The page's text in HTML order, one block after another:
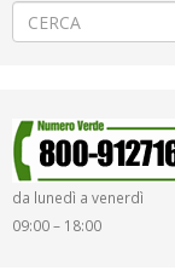
da lunedì a venerdì
09:00 – 18:00